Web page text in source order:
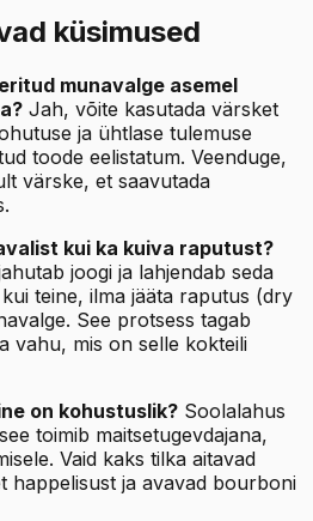
küsimused
munavalge asemel
Jah, võite kasutada värsket
ja ühtlase tulemuse
toode eelistatum. Veenduge,
värske, et saavutada
kui ka kuiva raputust?
joogi ja lahjendab seda
teine, ilma jääta raputus (dry
See protsess tagab
vahu, mis on selle kokteili
on kohustuslik? Soolalahus
toimib maitsetugevdajana,
Vaid kaks tilka aitavad
happelisust ja avavad bourboni